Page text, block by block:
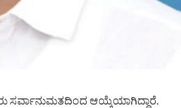
ಸರ್ವಾನುಮತದಿಂದ ಆಯ್ಕೆಯಾಗಿದ್ದಾರೆ.